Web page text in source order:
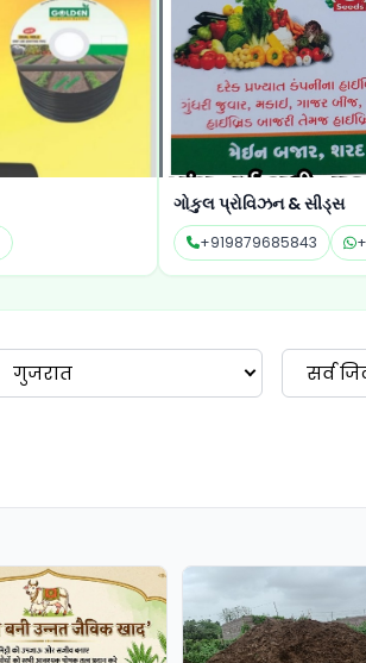
ગોકુલ પ્રોવિઝન & સીડ્સ
+919879685843
गुजरात सर्व